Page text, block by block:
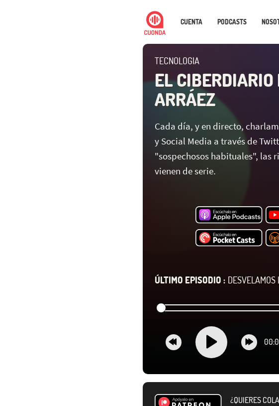
CUENTA PODCASTS
TECNOLOGIA
EL CIBERDIARIO
ARRÁEZ
Cada día, y en directo,
y Social Media a través de
"sospechosos habituales", las
vienen de serie.
ÚLTIMO EPISODIO : DESVELAMOS
¿QUIERES